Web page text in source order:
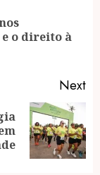
o direito à
Next